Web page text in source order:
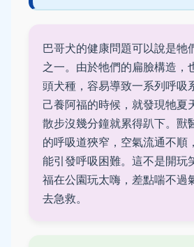
巴哥犬的健康問題可以說是牠
之一。由於牠們的扁臉構造，
頭犬種，容易導致一系列呼吸
己養阿福的時候，就發現牠夏
散步沒幾分鐘就累得趴下。獸
的呼吸道狹窄，空氣流通不順
能引發呼吸困難。這不是開玩
福在公園玩太嗨，差點喘不過
去急救。